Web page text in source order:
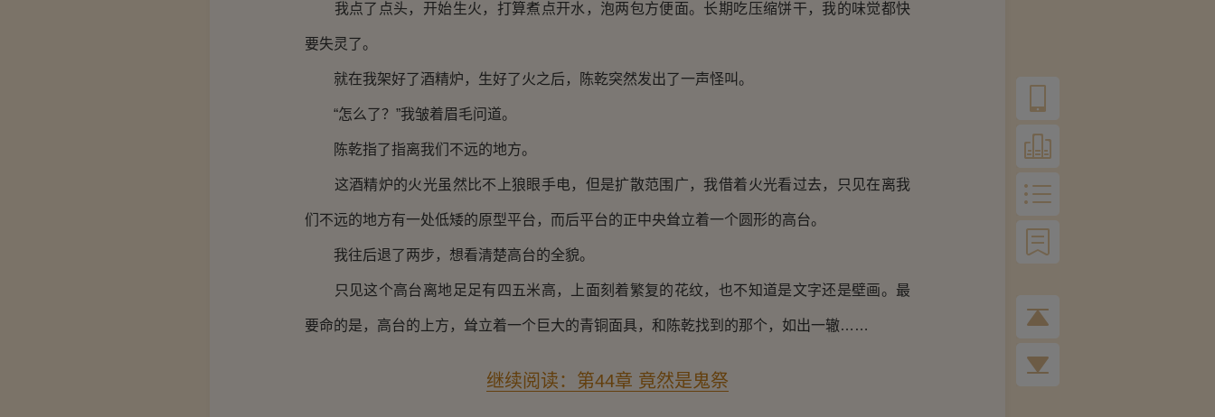
我点了点头，开始生火，打算煮点开水，泡两包方便面。长期吃压缩饼干，我的味觉都快
要失灵了。
就在我架好了酒精炉，生好了火之后，陈乾突然发出了一声怪叫。
“怎么了？”我皱着眉毛问道。
陈乾指了指离我们不远的地方。
这酒精炉的火光虽然比不上狼眼手电，但是扩散范围广，我借着火光看过去，只见在离我
们不远的地方有一处低矮的原型平台，而后平台的正中央耸立着一个圆形的高台。
我往后退了两步，想看清楚高台的全貌。
只见这个高台离地足足有四五米高，上面刻着繁复的花纹，也不知道是文字还是壁画。最
要命的是，高台的上方，耸立着一个巨大的青铜面具，和陈乾找到的那个，如出一辙……
继续阅读：第44章 竟然是鬼祭